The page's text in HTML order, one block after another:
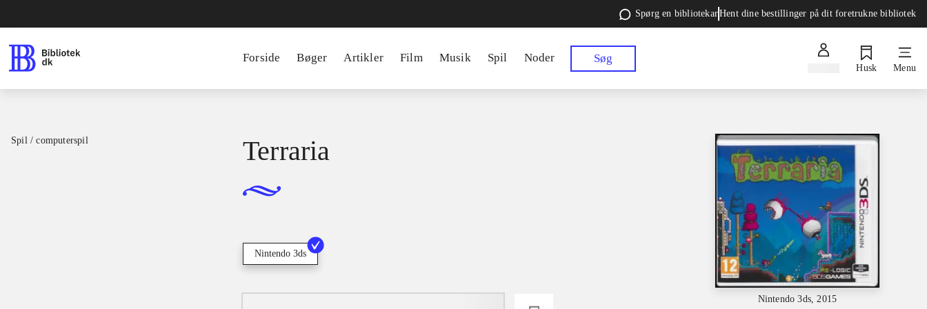
Spørg en bibliotekarHent dine bestillinger på dit foretrukne bibliotek
Forside Bøger Artikler Film Musik Spil Noder Søg
Husk Menu
Spil / computerspil
Nintendo 3ds, 2015
Terraria
Nintendo 3ds